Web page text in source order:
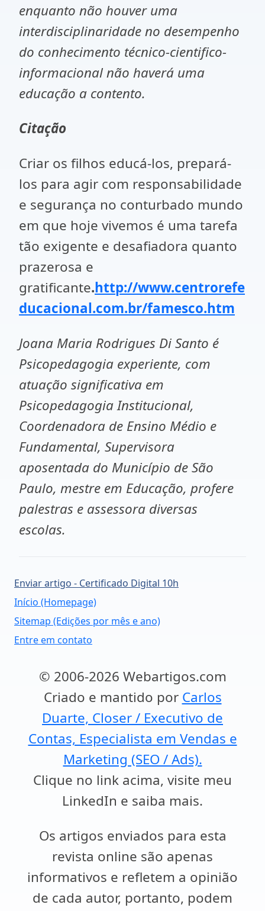
enquanto não houver uma
interdisciplinaridade no desempenho
do conhecimento técnico-cientifico-
informacional não haverá uma
educação a contento.
Citação
Criar os filhos educá-los, prepará-
los para agir com responsabilidade
e segurança no conturbado mundo
em que hoje vivemos é uma tarefa
tão exigente e desafiadora quanto
prazerosa e
gratificante.http://www.centrorefe
ducacional.com.br/famesco.htm
Joana Maria Rodrigues Di Santo é
Psicopedagogia experiente, com
atuação significativa em
Psicopedagogia Institucional,
Coordenadora de Ensino Médio e
Fundamental, Supervisora
aposentada do Município de São
Paulo, mestre em Educação, profere
palestras e assessora diversas
escolas.
Enviar artigo - Certificado Digital 10h
Início (Homepage)
Sitemap (Edições por mês e ano)
Entre em contato
© 2006-2026 Webartigos.com
Criado e mantido por Carlos
Duarte, Closer / Executivo de
Contas, Especialista em Vendas e
Marketing (SEO / Ads).
Clique no link acima, visite meu
LinkedIn e saiba mais.
Os artigos enviados para esta
revista online são apenas
informativos e refletem a opinião
de cada autor, portanto, podem